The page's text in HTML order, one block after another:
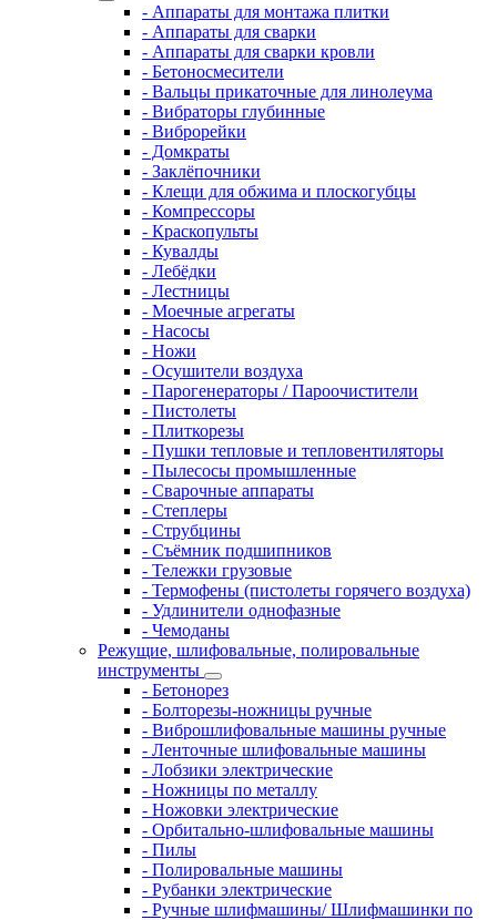
- Аппараты для монтажа плитки
- Аппараты для сварки
- Аппараты для сварки кровли
- Бетоносмесители
- Вальцы прикаточные для линолеума
- Вибраторы глубинные
- Виброрейки
- Домкраты
- Заклёпочники
- Клещи для обжима и плоскогубцы
- Компрессоры
- Краскопульты
- Кувалды
- Лебёдки
- Лестницы
- Моечные агрегаты
- Насосы
- Ножи
- Осушители воздуха
- Парогенераторы / Пароочистители
- Пистолеты
- Плиткорезы
- Пушки тепловые и тепловентиляторы
- Пылесосы промышленные
- Сварочные аппараты
- Степлеры
- Струбцины
- Съёмник подшипников
- Тележки грузовые
- Термофены (пистолеты горячего воздуха)
- Удлинители однофазные
- Чемоданы
Режущие, шлифовальные, полировальные
инструменты
- Бетонорез
- Болторезы-ножницы ручные
- Виброшлифовальные машины ручные
- Ленточные шлифовальные машины
- Лобзики электрические
- Ножницы по металлу
- Ножовки электрические
- Орбитально-шлифовальные машины
- Пилы
- Полировальные машины
- Рубанки электрические
- Ручные шлифмашины/ Шлифмашинки по